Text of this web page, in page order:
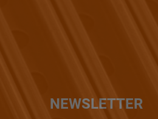
NEWSLETTER